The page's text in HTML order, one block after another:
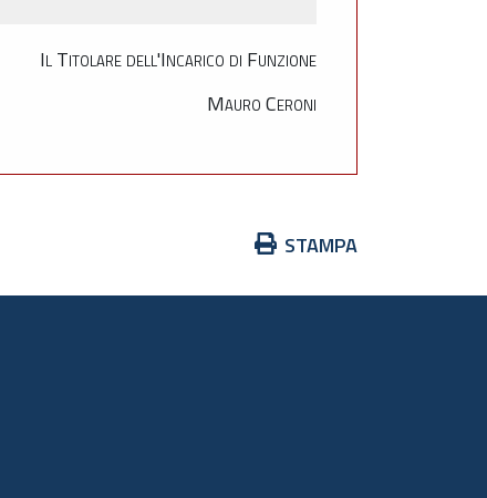
Il Titolare dell'Incarico di Funzione
Mauro Ceroni
Azioni
documento
STAMPA